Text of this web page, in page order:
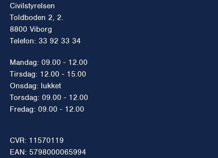
Civilstyrelsen
Toldboden 2, 2.
8800 Viborg
Telefon: 33 92 33 34
Mandag: 09.00 - 12.00
Tirsdag: 12.00 - 15.00
Onsdag: lukket
Torsdag: 09.00 - 12.00
Fredag: 09.00 - 12.00
CVR: 11570119
EAN: 5798000065994